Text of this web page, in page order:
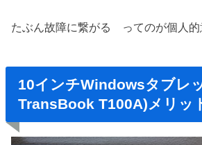
たぶん故障に繋がる ってのが個人的
10インチWindowsタブレ
TransBook T100A)メリッ